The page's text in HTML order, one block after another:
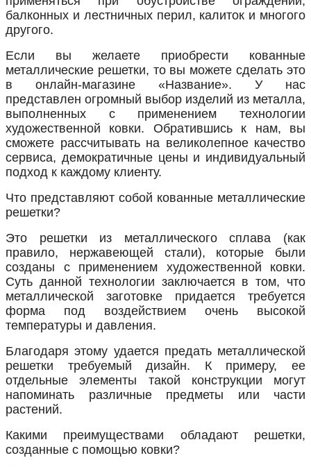
балконных и лестничных перил, калиток и многого
другого.
Если вы желаете приобрести кованные
металлические решетки, то вы можете сделать это
в онлайн-магазине «Название». У нас
представлен огромный выбор изделий из металла,
выполненных с применением технологии
художественной ковки. Обратившись к нам, вы
сможете рассчитывать на великолепное качество
сервиса, демократичные цены и индивидуальный
подход к каждому клиенту.
Что представляют собой кованные металлические
решетки?
Это решетки из металлического сплава (как
правило, нержавеющей стали), которые были
созданы с применением художественной ковки.
Суть данной технологии заключается в том, что
металлической заготовке придается требуется
форма под воздействием очень высокой
температуры и давления.
Благодаря этому удается предать металлической
решетки требуемый дизайн. К примеру, ее
отдельные элементы такой конструкции могут
напоминать различные предметы или части
растений.
Какими преимуществами обладают решетки,
созданные с помощью ковки?